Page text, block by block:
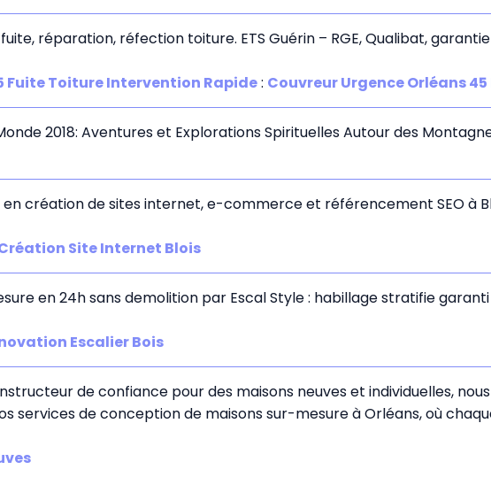
réparation, réfection toiture. ETS Guérin – RGE, Qualibat,
Fuite Toiture Intervention Rapide: Couvreur Urgence Orléans
2018: Aventures et Explorations Spirituelles Autour des
création de sites internet, e-commerce et référencement SEO à
Site Internet Blois
en 24h sans demolition par Escal Style : habillage stratifie
Escalier Bois
de confiance pour des maisons neuves et individuelles,
services de conception de maisons sur-mesure à Orléans, où